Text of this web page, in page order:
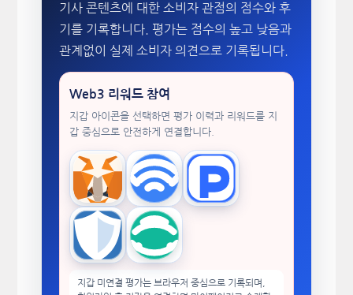
기사 콘텐츠에 대한 소비자 관점의 점수와 후
기를 기록합니다. 평가는 점수의 높고 낮음과
관계없이 실제 소비자 의견으로 기록됩니다.
Web3 리워드 참여
지갑 아이콘을 선택하면 평가 이력과 리워드를 지
갑 중심으로 안전하게 연결합니다.
MetaMask WalletConnectTokenPocket
Trust Wallet imToken
지갑 미연결 평가는 브라우저 중심으로 기록되며,